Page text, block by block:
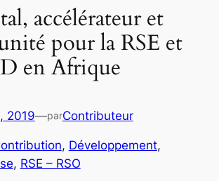
accélérateur et
pour la RSE et
en Afrique
2019—parContributeur
, Développement
, RSE – RSO